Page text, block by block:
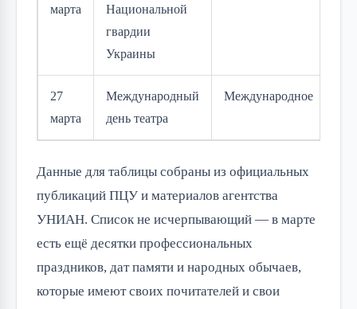
марта
Национальной
гвардии
Украины
27
марта
Международный
день театра
Международное
Данные для таблицы собраны из официальных
публикаций ПЦУ и материалов агентства
УНИАН. Список не исчерпывающий — в марте
есть ещё десятки профессиональных
праздников, дат памяти и народных обычаев,
которые имеют своих почитателей и свои